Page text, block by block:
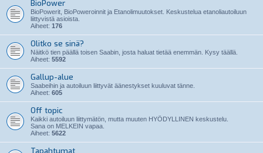
BioPower
BioPowerit, BioPoweroinnit ja Etanolimuutokset. Keskustelua etanoliautoiluun
liittyvistä asioista.
Aiheet: 176
Olitko se sinä?
Näitkö tien päällä toisen Saabin, josta haluat tietää enemmän. Kysy täällä.
Aiheet: 5592
Gallup-alue
Saabeihin ja autoiluun liittyvät äänestykset kuuluvat tänne.
Aiheet: 605
Off topic
Kaikki autoiluun liittymätön, mutta muuten HYÖDYLLINEN keskustelu.
Sana on MELKEIN vapaa.
Aiheet: 5622
Tapahtumat